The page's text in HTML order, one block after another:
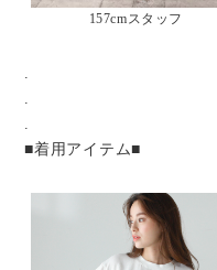
157cmスタッフ
.
.
.
■着用アイテム■